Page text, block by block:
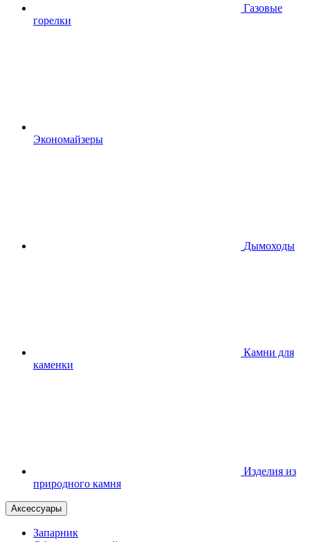
Газовые
горелки
Экономайзеры
Дымоходы
Камни для
каменки
Изделия из
природного камня
Аксессуары
Запарник